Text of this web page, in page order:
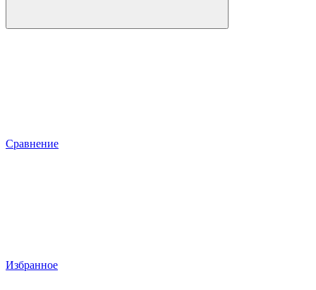
Сравнение
Избранное